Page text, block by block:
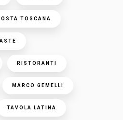
TOSCANA
RISTORANTI
MARCO GEMELLI
TAVOLA LATINA